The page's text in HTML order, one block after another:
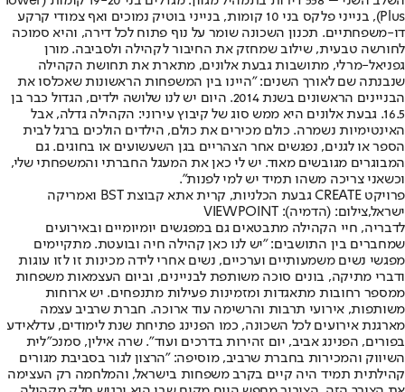
Plus), בנייני פלקס בני 10 קומות, בנייני בוטיק נמוכים ואף צמודי קרקע
דו-משפחתיים. תכנון השכונה שומר על נוף פתוח לכל דירה, והיא סמוכה
לחורשה טבעית, שילוב שמחזק את החיבור לקהילה ולסביבה. מורן
גפניאל-מרלי, מתושבות גבעת אלונים, מתארת את תחושת הקהילה
שנבנתה שם לאורך השנים: "היינו בין המשפחות הראשונות שאכלסו את
הבניינים הראשונים בשנת 2014. היום יש לנו שלושה ילדים, הגדול כבר בן
16.5. גבעת אלונים היא ממש סוג של קיבוץ עירוני: הקהילה גדלה, אבל
האינטימיות נשמרה. כולם מכירים את כולם, הילדים הולכים ברגל לבית
הספר או לגנים, נפגשים אחר הצהריים בגן השעשועים או בחוגים. גם
המבוגרים מגובשים מאוד. יש לי כאן את המעגל החברתי והמשפחתי שלי,
וכשאני צריכה משהו תמיד יש למי לפנות".
פרויקט CREATE גבעת הכלניות, קרית אתא קבוצת BST ואמריקה
ישראל,צילום: (הדמיה): VIEWPOINT
לדבריה, חיי הקהילה מתבטאים גם במפגשים יומיומיים ובאירועים
שמחברים בין התושבים: "יש לנו כאן קהילה חיה ובועטת. מתקיימים
מפגשי נשים משמעותיים וערכיים, נשים אחרי לידה מכינות זו לזו עוגות
ודברי מתיקה, בונים סוכה משותפת לבניינים, וביום העצמאות משפחות
ממספר רחובות מתאגדות ומזמינות פעילות מתנפחים. יש ארוחות
משותפות, אירועי תרבות והרשימה עוד ארוכה. חברת שרביב עצמה
מארגנת אירועים לכל השכונה, כמו הפנינג פתיחת שנת לימודים, עדלאידע
בפורים, הפנינג אביב, יום זהירות בדרכים ועוד". שרה אילין, סמנכ"לית
השיווק והמכירות בחברת שרביב, מוסיפה: "הרצון לגור בסביבת מגורים
קהילתית תמיד היה קיים בקרב משפחות בישראל, והמלחמה רק העצימה